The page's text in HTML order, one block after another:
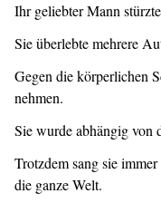
Ihr geliebter Mann
Sie überlebte mehrere
Gegen die körperlichen
nehmen.
Sie wurde abhängig von
Trotzdem sang sie
die ganze Welt.